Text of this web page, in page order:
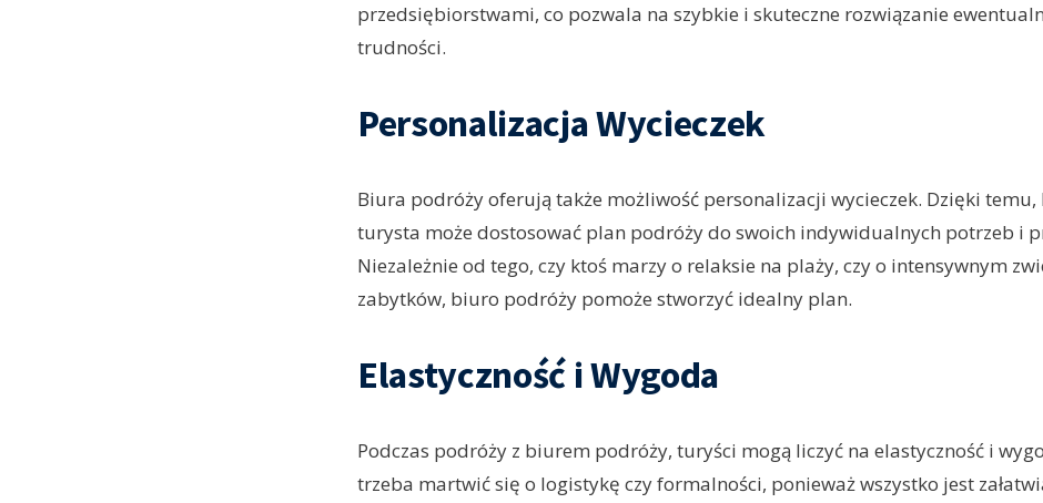
przedsiębiorstwami, co pozwala na szybkie i skuteczne rozwiązanie
trudności.
Personalizacja Wycieczek
Biura podróży oferują także możliwość personalizacji wycieczek. Dzięki temu,
turysta może dostosować plan podróży do swoich indywidualnych potrzeb i
Niezależnie od tego, czy ktoś marzy o relaksie na plaży, czy o intensywnym
zabytków, biuro podróży pomoże stworzyć idealny plan.
Elastyczność i Wygoda
Podczas podróży z biurem podróży, turyści mogą liczyć na elastyczność i
trzeba martwić się o logistykę czy formalności, ponieważ wszystko jest